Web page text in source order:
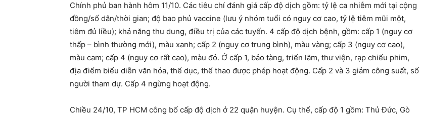
Chính phủ ban hành hôm 11/10. Các tiêu chí đánh giá cấp độ dịch gồm: tỷ lệ ca nhiễm mới tại cộng
đồng/số dân/thời gian; độ bao phủ vaccine (lưu ý nhóm tuổi có nguy cơ cao, tỷ lệ tiêm mũi một,
tiêm đủ liều); khả năng thu dung, điều trị của các tuyến. 4 cấp độ dịch bệnh, gồm: cấp 1 (nguy cơ
thấp – bình thường mới), màu xanh; cấp 2 (nguy cơ trung bình), màu vàng; cấp 3 (nguy cơ cao),
màu cam; cấp 4 (nguy cơ rất cao), màu đỏ. Ở cấp 1, bảo tàng, triển lãm, thư viện, rạp chiếu phim,
địa điểm biểu diễn văn hóa, thể dục, thể thao được phép hoạt động. Cấp 2 và 3 giảm công suất, số
người tham dự. Cấp 4 ngừng hoạt động.
Chiều 24/10, TP HCM công bố cấp độ dịch ở 22 quận huyện. Cụ thể, cấp độ 1 gồm: Thủ Đức, Gò